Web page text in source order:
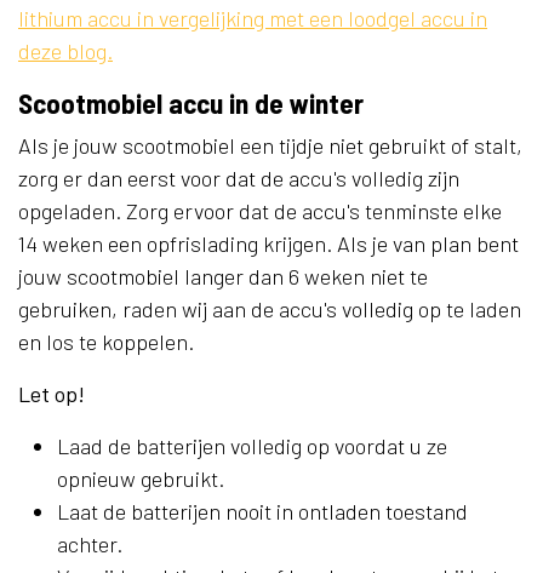
lithium accu in vergelijking met een loodgel accu in
deze blog.
Scootmobiel accu in de winter
Als je jouw scootmobiel een tijdje niet gebruikt of stalt,
zorg er dan eerst voor dat de accu's volledig zijn
opgeladen. Zorg ervoor dat de accu's tenminste elke
14 weken een opfrislading krijgen. Als je van plan bent
jouw scootmobiel langer dan 6 weken niet te
gebruiken, raden wij aan de accu's volledig op te laden
en los te koppelen.
Let op!
Laad de batterijen volledig op voordat u ze
opnieuw gebruikt.
Laat de batterijen nooit in ontladen toestand
achter.